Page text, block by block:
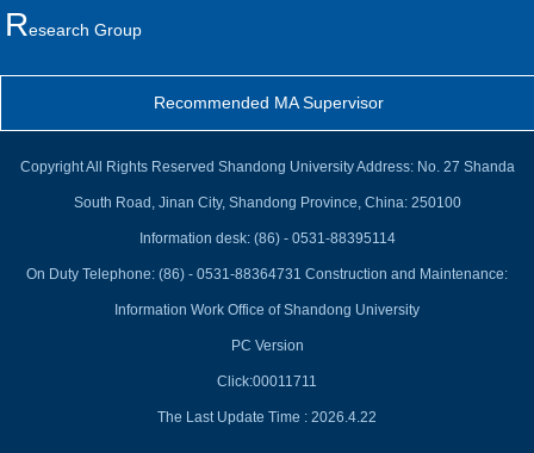
REsearch Group
Recommended MA Supervisor
Copyright All Rights Reserved Shandong University Address: No. 27 Shanda
South Road, Jinan City, Shandong Province, China: 250100
Information desk: (86) - 0531-88395114
On Duty Telephone: (86) - 0531-88364731 Construction and Maintenance:
Information Work Office of Shandong University
PC Version
Click:00011711
The Last Update Time : 2026.4.22